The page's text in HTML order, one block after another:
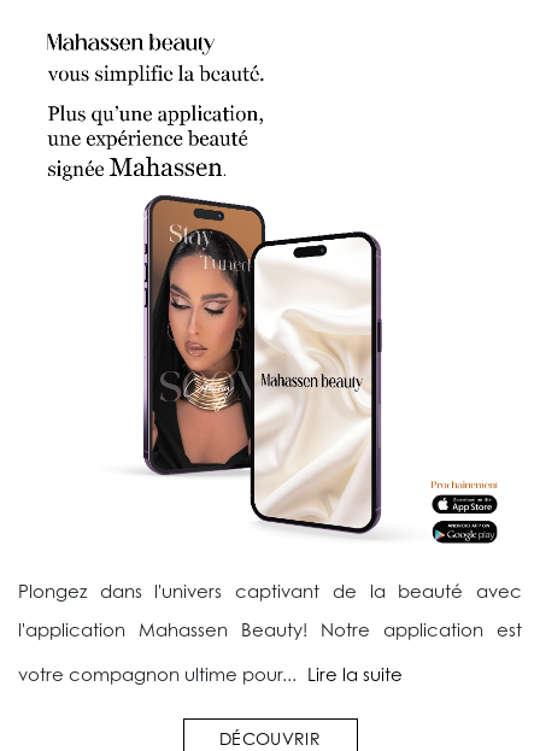
Plongez dans l'univers captivant de la beauté avec
l'application Mahassen Beauty! Notre application est
votre compagnon ultime pour... Lire la suite
DÉCOUVRIR